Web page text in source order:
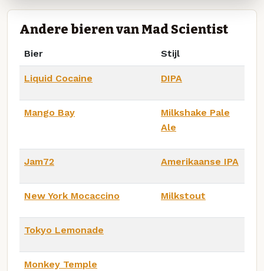
Andere bieren van Mad Scientist
Bier Stijl
Liquid Cocaine DIPA
Mango Bay
Milkshake Pale
Ale
Jam72 Amerikaanse IPA
New York Mocaccino Milkstout
Tokyo Lemonade
Monkey Temple